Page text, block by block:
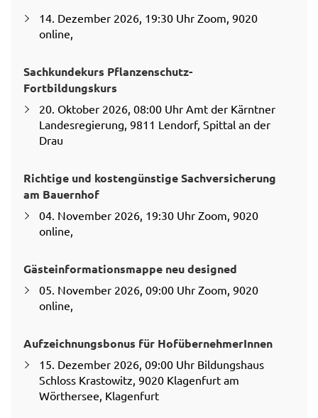
14. Dezember 2026, 19:30 Uhr Zoom, 9020
online,
Sachkundekurs Pflanzenschutz-
Fortbildungskurs
20. Oktober 2026, 08:00 Uhr Amt der Kärntner
Landesregierung, 9811 Lendorf, Spittal an der
Drau
Richtige und kostengünstige Sachversicherung
am Bauernhof
04. November 2026, 19:30 Uhr Zoom, 9020
online,
Gästeinformationsmappe neu designed
05. November 2026, 09:00 Uhr Zoom, 9020
online,
Aufzeichnungsbonus für HofübernehmerInnen
15. Dezember 2026, 09:00 Uhr Bildungshaus
Schloss Krastowitz, 9020 Klagenfurt am
Wörthersee, Klagenfurt